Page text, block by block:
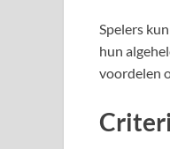
Spelers
hun
voordelen